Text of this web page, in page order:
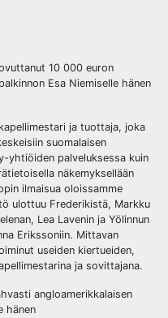
10 000 euron
Esa Niemiselle hänen
ja tuottaja, joka
suomalaisen
yhtiöiden palveluksessa kuin
näkemyksellään
ilmaisua oloissamme
ulottuu Frederikistä, Markku
Lea Lavenin ja Yölinnun
Erikssoniin. Mittavan
useiden kiertueiden,
ja sovittajana.
angloamerikkalaisen
hänen